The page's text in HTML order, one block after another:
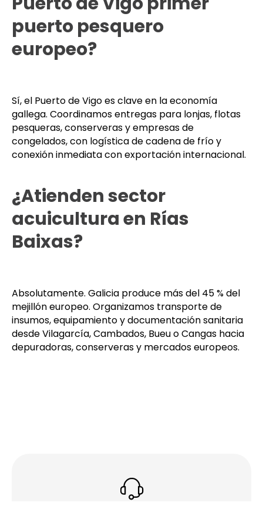
¿Realizan entregas al
Puerto de Vigo primer
europeo?
Sí, el Puerto de Vigo es clave en la economía
congelados, con logística de cadena de frío y
conexión inmediata con exportación internacional.
¿Atienden sector
Baixas?
Absolutamente. Galicia produce más del 45 % del